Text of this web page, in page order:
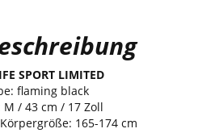
SPORT LIMITED
flaming black
M / 43 cm / 17 Zoll
165-174 cm